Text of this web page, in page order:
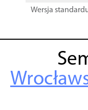
Wersja